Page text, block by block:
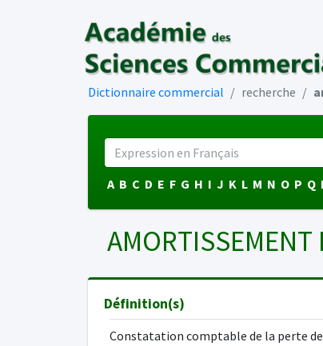
Dictionnaire commercial recherche
A B C D E F G H I J K L M N O P Q
AMORTISSEMENT
Définition(s)
Constatation comptable de la perte